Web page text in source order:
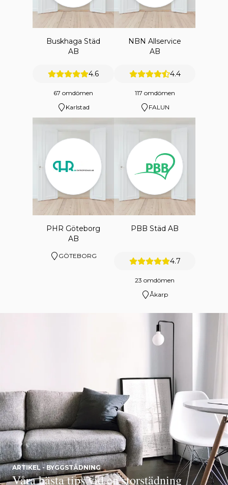
Buskhaga Städ
AB
4.6
67 omdömen
Karlstad
NBN Allservice
AB
4.4
117 omdömen
FALUN
PHR Göteborg
AB
GÖTEBORG
PBB Städ AB
4.7
23 omdömen
Åkarp
ARTIKEL - BYGGSTÄDNING
Våra bästa tips vid en storstädning